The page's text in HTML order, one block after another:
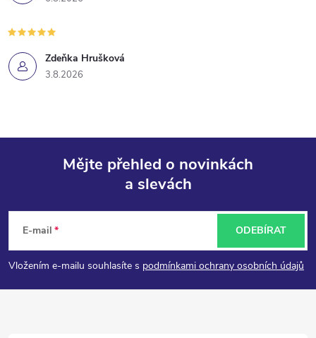
Zdeňka Hrušková
3.8.2026
p
a
Mějte přehled o novinkách
a slevách
E-mail
Vložením e-mailu souhlasíte s podmínkami ochrany osobních údajů
ODEBÍRAT